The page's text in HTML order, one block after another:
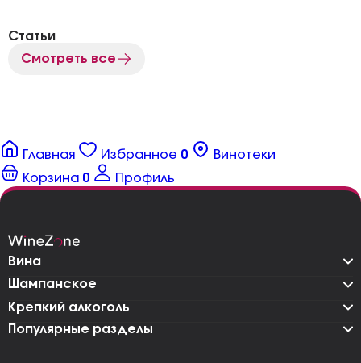
Статьи
Смотреть все
Главная Избранное 0
Винотеки
Корзина 0 Профиль
Вина
Шампанское
Крепкий алкоголь
Популярные разделы